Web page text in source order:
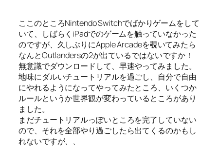
ここのところNintendo Switchでばかりゲームをして
いて、しばらくiPadでのゲームを触っていなかった
のですが、久しぶりにApple Arcadeを覗いてみたら
なんとOutlandersの2が出ているではないですか！
無意識でダウンロードして、早速やってみました。
地味にダルいチュートリアルを過ごし、自分で自由
にやれるようになってやってみたところ、いくつか
ルールというか世界観が変わっているところがあり
ました。
まだチュートリアルっぽいところを完了していない
ので、それを全部やり過ごしたら出てくるのかもし
れないですが、、